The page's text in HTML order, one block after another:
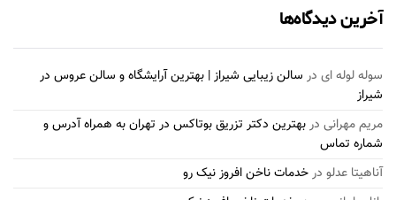
آخرین دیدگاه‌ها
سوله لوله ای در سالن زیبایی شیراز | بهترین آرایشگاه و سالن عروس در
شیراز
مریم مهرانی دربهترین دکتر تزریق بوتاکس در تهران به همراه آدرس و
شماره تماس
آناهیتا عدلو درخدمات ناخن افروز نیک رو